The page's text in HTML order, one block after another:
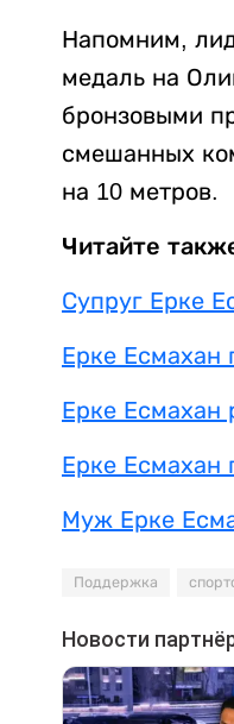
Напомним,
медаль на
бронзовыми
смешанных
на 10 метров.
Читайте
Супруг Ерке
Ерке Есмахан
Ерке Есмахан
Ерке Есмахан
Муж Ерке
Поддержка